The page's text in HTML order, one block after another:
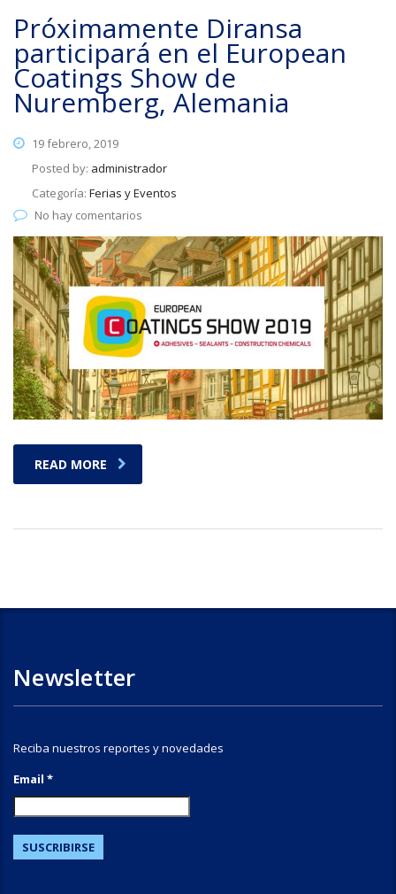
Próximamente Diransa
participará en el European
Coatings Show de
Nuremberg, Alemania
19 febrero, 2019
Posted by: administrador
Categoría: Ferias y Eventos
No hay comentarios
READ MORE
Newsletter
Reciba nuestros reportes y novedades
Email *